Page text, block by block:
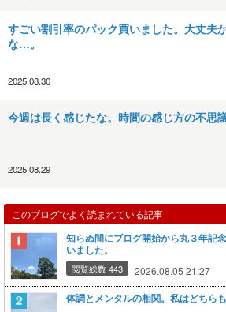
すごい割引率のパック買いました。大丈夫
な…。
2025.08.30
今週は長く感じたな。時間の感じ方の不思議
2025.08.29
このブログでよく読まれている記事
知らぬ間にブログ開始から丸３年記
いました。
閲覧総数 443 2026.08.05 21:27
体調とメンタルの相関。私はどちら